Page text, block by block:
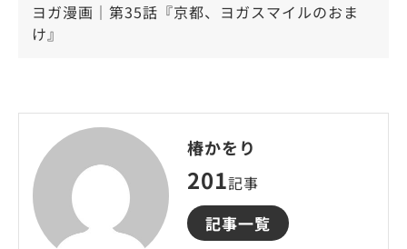
ヨガ漫画｜第35話『京都、ヨガスマイルのおま
け』
椿かをり
201記事
記事一覧